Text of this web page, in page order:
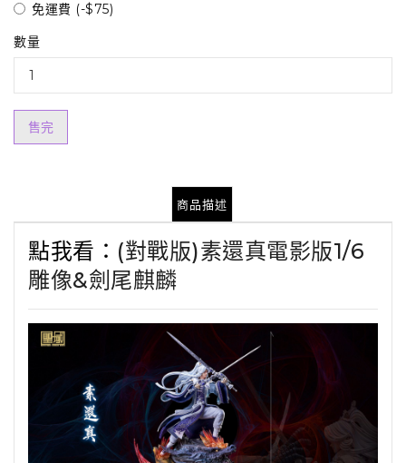
免運費 (-$75)
數量
售完
商品描述
點我看： (對戰版)素還真電影版1/6
雕像&劍尾麒麟